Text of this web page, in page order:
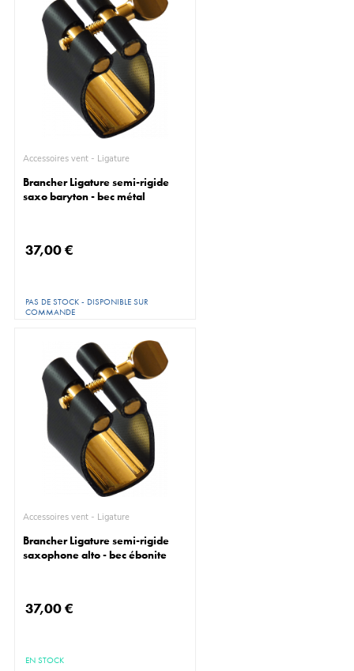
Accessoires vent - Ligature
Brancher Ligature semi-rigide
saxo baryton - bec métal
37,00 €
PAS DE STOCK - DISPONIBLE SUR
COMMANDE
Accessoires vent - Ligature
Brancher Ligature semi-rigide
saxophone alto - bec ébonite
37,00 €
EN STOCK